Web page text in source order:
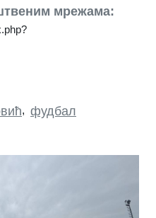
мрежама:
, фудбал